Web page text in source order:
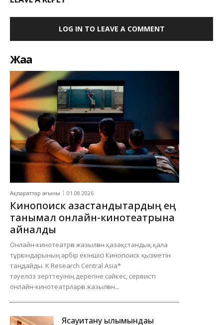
LOG IN TO LEAVE A COMMENT
Жаңа
Ақпараттар ағыны 01.08.2026
Кинопоиск қазақстандықтардың ең
танымал онлайн-кинотеатрына
айналды
Онлайн-кинотеатрға жазылған қазақстандық қала
тұрғындарының әрбір екіншісі Кинопоиск қызметін
таңдайды. K Research Central Asia*
тәуелсіз зерттеуінің дерегіне сәйкес, сервисті
онлайн-кинотеатрларға жазылған...
Ясауитану ғылымындағы